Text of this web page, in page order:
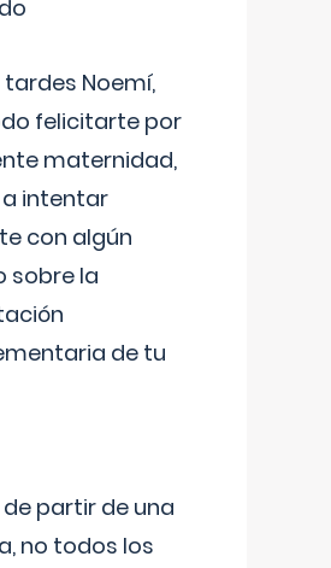
tardes Noemí,
felicitarte por
maternidad,
intentar
con algún
sobre la
de tu
partir de una
no todos los